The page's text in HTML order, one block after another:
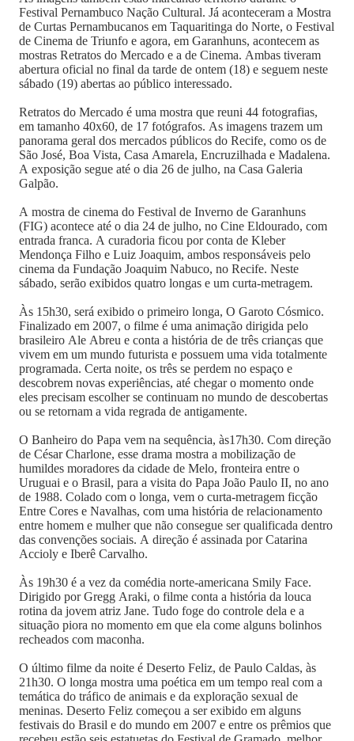
Festival Pernambuco Nação Cultural. Já aconteceram a Mostra
de Curtas Pernambucanos em Taquaritinga do Norte, o Festival
de Cinema de Triunfo e agora, em Garanhuns, acontecem as
mostras Retratos do Mercado e a de Cinema. Ambas tiveram
abertura oficial no final da tarde de ontem (18) e seguem neste
sábado (19) abertas ao público interessado.
Retratos do Mercado é uma mostra que reuni 44 fotografias,
em tamanho 40x60, de 17 fotógrafos. As imagens trazem um
panorama geral dos mercados públicos do Recife, como os de
São José, Boa Vista, Casa Amarela, Encruzilhada e Madalena.
A exposição segue até o dia 26 de julho, na Casa Galeria
Galpão.
A mostra de cinema do Festival de Inverno de Garanhuns
(FIG) acontece até o dia 24 de julho, no Cine Eldourado, com
entrada franca. A curadoria ficou por conta de Kleber
Mendonça Filho e Luiz Joaquim, ambos responsáveis pelo
cinema da Fundação Joaquim Nabuco, no Recife. Neste
sábado, serão exibidos quatro longas e um curta-metragem.
Às 15h30, será exibido o primeiro longa, O Garoto Cósmico.
Finalizado em 2007, o filme é uma animação dirigida pelo
brasileiro Ale Abreu e conta a história de de três crianças que
vivem em um mundo futurista e possuem uma vida totalmente
programada. Certa noite, os três se perdem no espaço e
descobrem novas experiências, até chegar o momento onde
eles precisam escolher se continuam no mundo de descobertas
ou se retornam a vida regrada de antigamente.
O Banheiro do Papa vem na sequência, às17h30. Com direção
de César Charlone, esse drama mostra a mobilização de
humildes moradores da cidade de Melo, fronteira entre o
Uruguai e o Brasil, para a visita do Papa João Paulo II, no ano
de 1988. Colado com o longa, vem o curta-metragem ficção
Entre Cores e Navalhas, com uma história de relacionamento
entre homem e mulher que não consegue ser qualificada dentro
das convenções sociais. A direção é assinada por Catarina
Accioly e Iberê Carvalho.
Às 19h30 é a vez da comédia norte-americana Smily Face.
Dirigido por Gregg Araki, o filme conta a história da louca
rotina da jovem atriz Jane. Tudo foge do controle dela e a
situação piora no momento em que ela come alguns bolinhos
recheados com maconha.
O último filme da noite é Deserto Feliz, de Paulo Caldas, às
21h30. O longa mostra uma poética em um tempo real com a
temática do tráfico de animais e da exploração sexual de
meninas. Deserto Feliz começou a ser exibido em alguns
festivais do Brasil e do mundo em 2007 e entre os prêmios que